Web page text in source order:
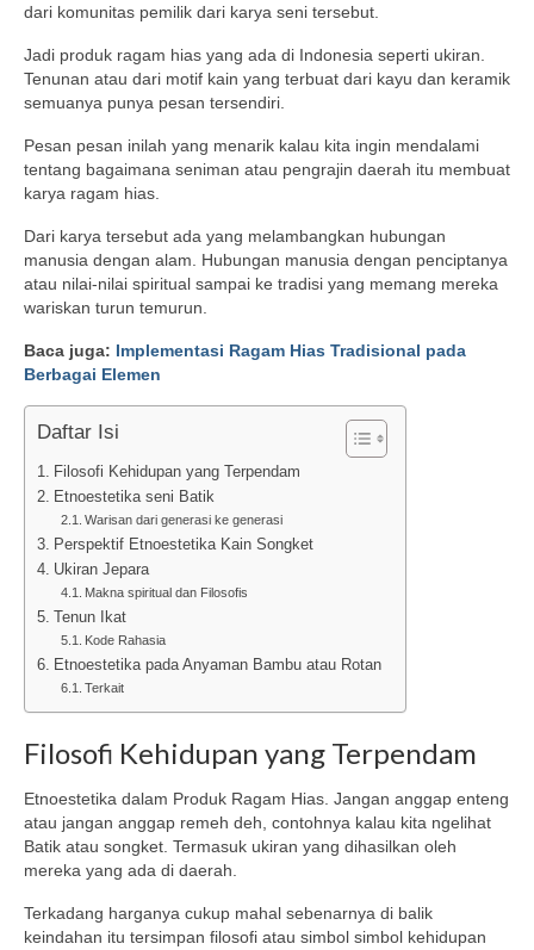
dari komunitas pemilik dari karya seni tersebut.
Jadi produk ragam hias yang ada di Indonesia seperti ukiran.
Tenunan atau dari motif kain yang terbuat dari kayu dan keramik
semuanya punya pesan tersendiri.
Pesan pesan inilah yang menarik kalau kita ingin mendalami
tentang bagaimana seniman atau pengrajin daerah itu membuat
karya ragam hias.
Dari karya tersebut ada yang melambangkan hubungan
manusia dengan alam. Hubungan manusia dengan penciptanya
atau nilai-nilai spiritual sampai ke tradisi yang memang mereka
wariskan turun temurun.
Baca juga: Implementasi Ragam Hias Tradisional pada
Berbagai Elemen
Daftar Isi
Filosofi Kehidupan yang Terpendam
Etnoestetika seni Batik
Warisan dari generasi ke generasi
Perspektif Etnoestetika Kain Songket
Ukiran Jepara
Makna spiritual dan Filosofis
Tenun Ikat
Kode Rahasia
Etnoestetika pada Anyaman Bambu atau Rotan
Terkait
Filosofi Kehidupan yang Terpendam
Etnoestetika dalam Produk Ragam Hias. Jangan anggap enteng
atau jangan anggap remeh deh, contohnya kalau kita ngelihat
Batik atau songket. Termasuk ukiran yang dihasilkan oleh
mereka yang ada di daerah.
Terkadang harganya cukup mahal sebenarnya di balik
keindahan itu tersimpan filosofi atau simbol simbol kehidupan